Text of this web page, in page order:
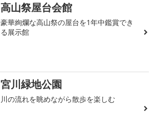
高山祭屋台会館
豪華絢爛な高山祭の屋台を1年中鑑賞でき
る展示館
宮川緑地公園
川の流れを眺めながら散歩を楽しむ